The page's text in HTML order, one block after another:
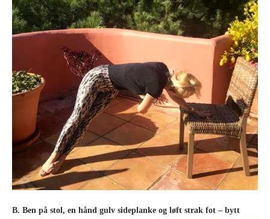
B. Ben på stol, en hånd gulv sideplanke og løft strak fot – bytt